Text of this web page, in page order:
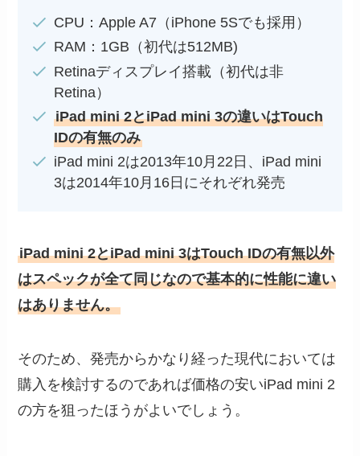
CPU：Apple A7（iPhone 5Sでも採用）
RAM：1GB（初代は512MB)
Retinaディスプレイ搭載（初代は非
Retina）
iPad mini 2とiPad mini 3の違いはTouch
IDの有無のみ
iPad mini 2は2013年10月22日、iPad mini
3は2014年10月16日にそれぞれ発売
iPad mini 2とiPad mini 3はTouch IDの有無以外
はスペックが全て同じなので基本的に性能に違い
はありません。
そのため、発売からかなり経った現代においては
購入を検討するのであれば価格の安いiPad mini 2
の方を狙ったほうがよいでしょう。